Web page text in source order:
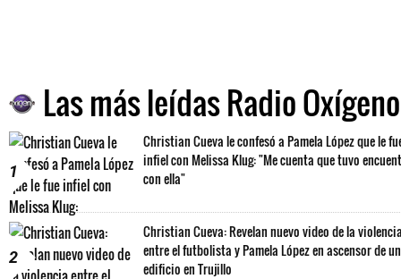
Las más leídas Radio Oxígeno
1
Christian Cueva le confesó a Pamela López que le
infiel con Melissa Klug: "Me cuenta que tuvo
con ella"
2
Christian Cueva: Revelan nuevo video de la
entre el futbolista y Pamela López en ascensor de un
edificio en Trujillo